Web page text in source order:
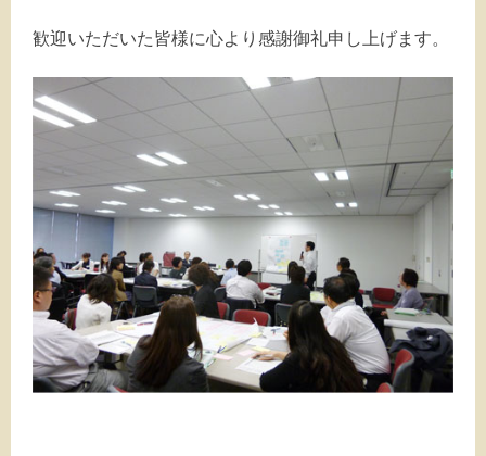
歓迎いただいた皆様に心より感謝御礼申し上げます。